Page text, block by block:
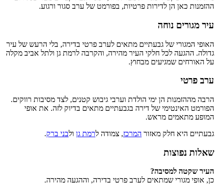
ההזמנות כאן הן לדירות פרטיות, בפורמט של ערב סגור ורגוע.
עיר מגורים נוחה
האופי המגורי של גבעתיים מתאים לערב פרטי בדירה, בלי הרעש של עיר
גדולה. ההגעה לכל חלקי העיר מהירה, והקרבה לרמת גן ולתל אביב מקלה
על האורחים שמגיעים מבחוץ.
ערב פרטי
הרבה מההזמנות הן ימי הולדת וערבי גיבוש קטנים, לצד מסיבות רווקים.
הפורמט האינטימי של דירה בגבעתיים מתאים בדיוק לזה. את אופי
המופע מתאמים מראש.
גבעתיים היא חלק מאזור המרכז, צמודה לרמת גן ולבני ברק.
שאלות נפוצות
העיר שקטה למסיבה?
כן, אופי מגורי שמתאים לערב פרטי בדירה, וההגעה מהירה.